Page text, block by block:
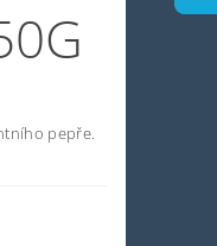
pepře.